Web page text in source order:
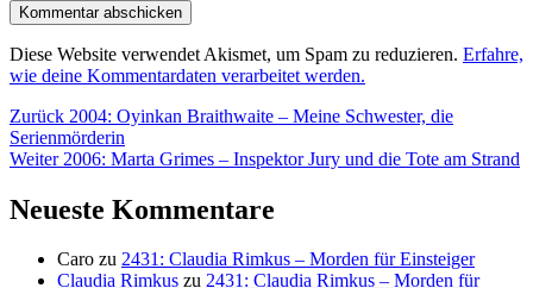
Diese Website verwendet Akismet, um Spam zu reduzieren. Erfahre,
wie deine Kommentardaten verarbeitet werden.
Beitragsnavigation
Zurück Vorheriger
Beitrag:
2004: Oyinkan Braithwaite – Meine Schwester, die
Serienmörderin
Weiter Nächster
2006: Marta Grimes – Inspektor Jury und die Tote am Strand
Neueste Kommentare
Caro zu 2431: Claudia Rimkus – Morden für Einsteiger
Claudia Rimkus zu 2431: Claudia Rimkus – Morden für